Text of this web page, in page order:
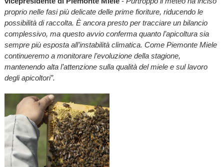
proprio nelle fasi più delicate delle prime fioriture, riducendo le
possibilità di raccolta. È ancora presto per tracciare un bilancio
complessivo, ma questo avvio conferma quanto l’apicoltura sia
sempre più esposta all’instabilità climatica. Come Piemonte Miele
continueremo a monitorare l’evoluzione della stagione,
mantenendo alta l’attenzione sulla qualità del miele e sul lavoro
degli apicoltori”.